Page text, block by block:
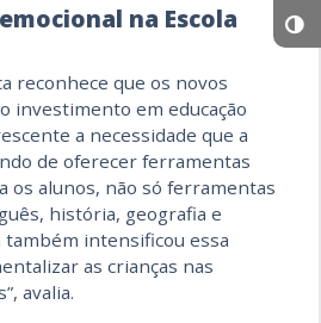
na Escola
reconhece que os novos
investimento em educação
a necessidade que a
de oferecer ferramentas
os alunos, não só ferramentas
história, geografia e
também intensificou essa
as crianças nas
avalia.